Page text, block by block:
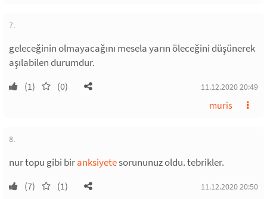
7.
geleceğinin olmayacağını mesela yarın öleceğini düşünerek
aşılabilen durumdur.
(1) (0) 11.12.2020 20:49
muris
8.
nur topu gibi biranksiyetesorununuz oldu. tebrikler.
(7) (1) 11.12.2020 20:50